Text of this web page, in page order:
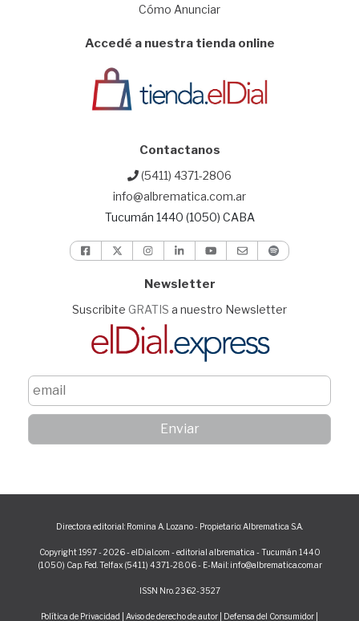
Cómo Anunciar
Accedé a nuestra tienda online
Contactanos
(5411) 4371-2806
info@albrematica.com.ar
Tucumán 1440 (1050) CABA
Newsletter
Suscribite GRATIS a nuestro Newsletter
Directora editorial: Romina A. Lozano - Propietario: Albrematica S.A.
Copyright 1997 - 2026 - elDial.com - editorial albrematica - Tucumán 1440
(1050) Cap. Fed. Telfax (5411) 4371-2806 - E-Mail: info@albrematica.com.ar
ISSN Nro. 2362-3527
Política de Privacidad Aviso de derecho de autor Defensa del Consumidor